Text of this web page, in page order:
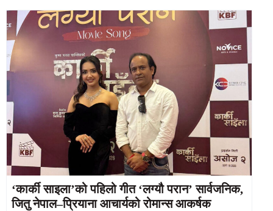
‘कार्की साइला’को पहिलो गीत ‘लग्यौ परान’ सार्वजनिक,
जितु नेपाल–प्रियाना आचार्यको रोमान्स आकर्षक